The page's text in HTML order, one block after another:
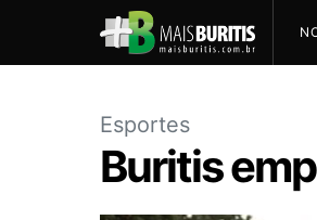
Esportes
Buritis